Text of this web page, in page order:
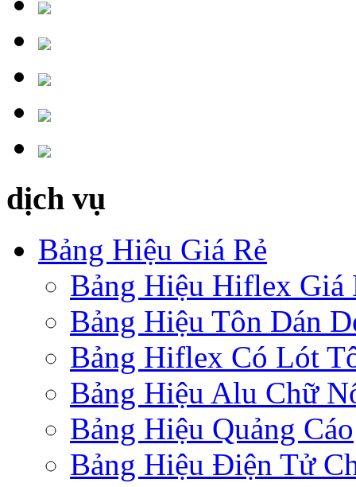
dịch vụ
Bảng Hiệu Giá Rẻ
Bảng Hiệu Hiflex Giá
Bảng Hiệu Tôn Dán
Bảng Hiflex Có Lót
Bảng Hiệu Alu Chữ
Bảng Hiệu Quảng Cáo
Bảng Hiệu Điện Tử